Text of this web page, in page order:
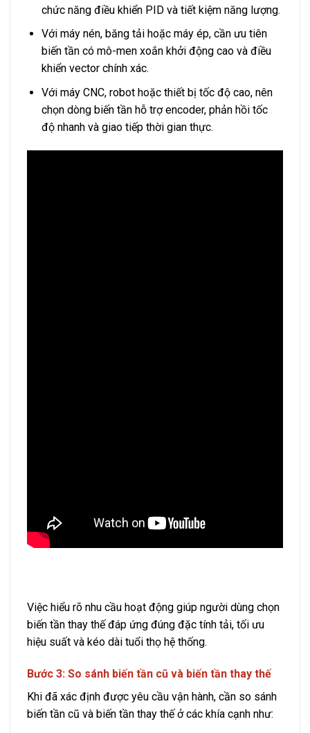
chức năng điều khiển PID và tiết kiệm năng lượng.
Với máy nén, băng tải hoặc máy ép, cần ưu tiên
biến tần có mô-men xoắn khởi động cao và điều
khiển vector chính xác.
Với máy CNC, robot hoặc thiết bị tốc độ cao, nên
chọn dòng biến tần hỗ trợ encoder, phản hồi tốc
độ nhanh và giao tiếp thời gian thực.
Việc hiểu rõ nhu cầu hoạt động giúp người dùng chọn
biến tần thay thế đáp ứng đúng đặc tính tải, tối ưu
hiệu suất và kéo dài tuổi thọ hệ thống.
Bước 3: So sánh biến tần cũ và biến tần thay thế
Khi đã xác định được yêu cầu vận hành, cần so sánh
biến tần cũ và biến tần thay thế ở các khía cạnh như: